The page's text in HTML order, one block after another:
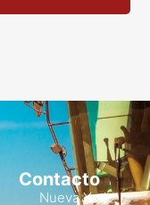
Contacto
Nueva York